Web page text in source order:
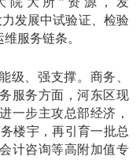
发展中试验证、检验
服务链条。
级、强支撑。商务、
服务方面，河东区现
一步主攻总部经济，
楼宇，再引育一批总
计咨询等高附加值专